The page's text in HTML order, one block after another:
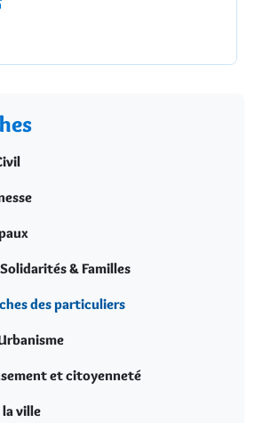
& Familles
des particuliers
et citoyenneté
la ville